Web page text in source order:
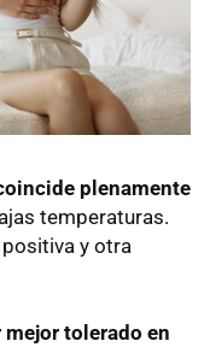
plenamente
temperaturas.
y otra
tolerado en